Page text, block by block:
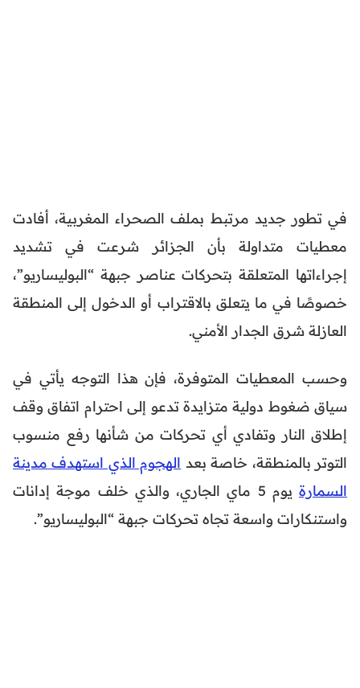
في تطور جديد مرتبط بملف الصحراء المغربية، أفادت
معطيات متداولة بأن الجزائر شرعت في تشديد
إجراءاتها المتعلقة بتحركات عناصر جبهة “البوليساريو”،
خصوصًا في ما يتعلق بالاقتراب أو الدخول إلى المنطقة
العازلة شرق الجدار الأمني.
وحسب المعطيات المتوفرة، فإن هذا التوجه يأتي في
سياق ضغوط دولية متزايدة تدعو إلى احترام اتفاق وقف
إطلاق النار وتفادي أي تحركات من شأنها رفع منسوب
التوتر بالمنطقة، خاصة بعد الهجوم الذي استهدف مدينة
السمارة
يوم 5 ماي الجاري، والذي خلف موجة إدانات
واستنكارات واسعة تجاه تحركات جبهة “البوليساريو”.